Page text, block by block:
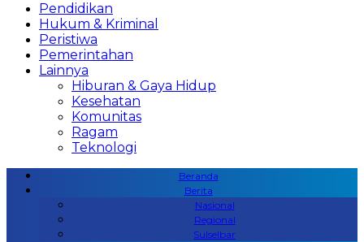
Pendidikan
Hukum & Kriminal
Peristiwa
Pemerintahan
Lainnya
Hiburan & Gaya Hidup
Kesehatan
Komunitas
Ragam
Teknologi
Beranda
Berita
Nasional
Regional
Sulselbar